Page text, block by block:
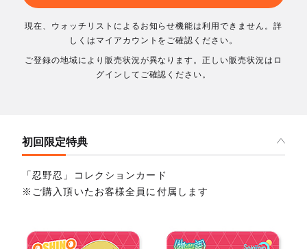
現在、ウォッチリストによるお知らせ機能は利用できません。詳
しくはマイアカウントをご確認ください。
ご登録の地域により販売状況が異なります。正しい販売状況はロ
グインしてご確認ください。
初回限定特典
「忍野忍」コレクションカード
※ご購入頂いたお客様全員に付属します